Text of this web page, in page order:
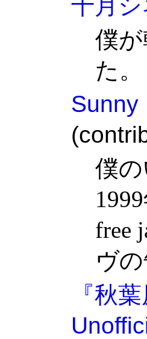
十月
僕
た。
Sunny
僕
free
ヴ
『秋